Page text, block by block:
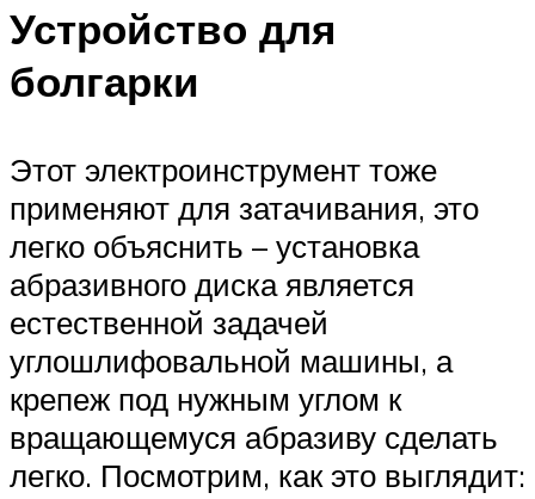
Устройство для
болгарки
Этот электроинструмент тоже
применяют для затачивания, это
легко объяснить – установка
абразивного диска является
естественной задачей
углошлифовальной машины, а
крепеж под нужным углом к
вращающемуся абразиву сделать
легко. Посмотрим, как это выглядит: